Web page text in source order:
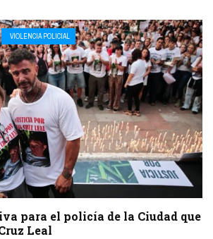
VIOLENCIA POLICIAL
para el policía de la Ciudad que
Leal